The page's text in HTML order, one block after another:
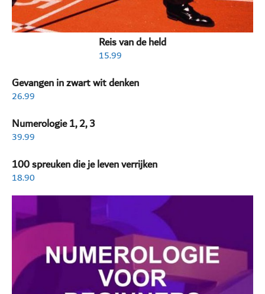
Reis van de held
15.99
Gevangen in zwart wit denken
26.99
Numerologie 1, 2, 3
39.99
100 spreuken die je leven verrijken
18.90